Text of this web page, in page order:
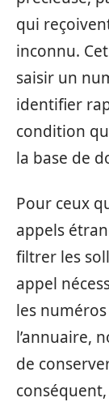
qui
inconnu.
saisir un
identifier
condition
la base de
Pour ceux
appels
filtrer les
appel
les
l’annuaire,
de